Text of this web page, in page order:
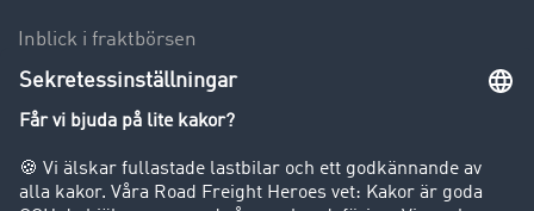
Inblick i fraktbörsen
Körförbud för lastbilar
Företag